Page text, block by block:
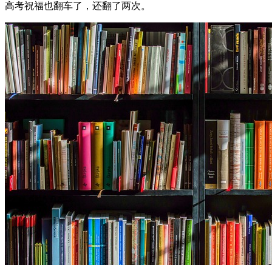
高考祝福也翻车了，还翻了两次。